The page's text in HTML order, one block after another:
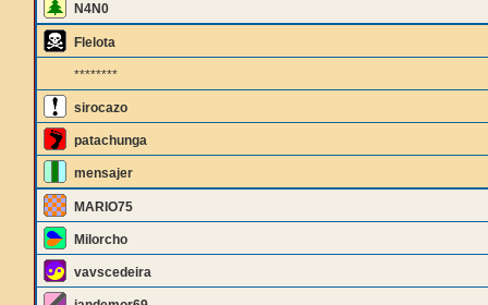
N4N0
Flelota
********
sirocazo
patachunga
mensajer
MARIO75
Milorcho
vavscedeira